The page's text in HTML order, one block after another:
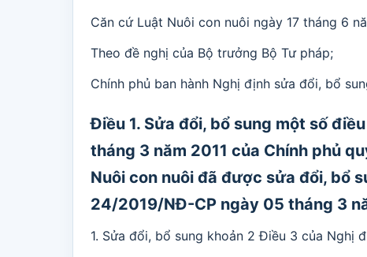
Căn cứ Luật Nuôi con nuôi ngày 17 tháng 6
Theo đề nghị của Bộ trưởng Bộ Tư pháp;
Chính phủ ban hành Nghị định sửa đổi, bổ
Điều 1. Sửa đổi, bổ sung một số
tháng 3 năm 2011 của Chính phủ
Nuôi con nuôi đã được sửa đổi, bổ
24/2019/NĐ-CP ngày 05 tháng 3
1. Sửa đổi, bổ sung khoản 2 Điều 3 của Nghị